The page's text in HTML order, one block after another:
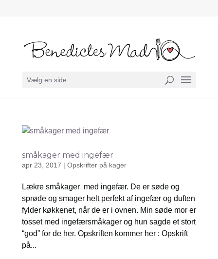
Vælg en side
småkager med ingefær
apr 23, 2017 | Opskrifter på kager
Lækre småkager med ingefær. De er søde og
sprøde og smager helt perfekt af ingefær og duften
fylder køkkenet, når de er i ovnen. Min søde mor er
tosset med ingefærsmåkager og hun sagde et stort
“god” for de her. Opskriften kommer her : Opskrift
på...